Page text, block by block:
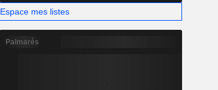
Espace mes listes
Palmarès